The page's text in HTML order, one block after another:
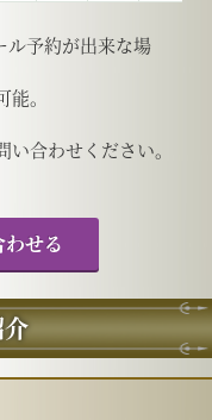
予約が出来な場
。
い合わせください。
せる